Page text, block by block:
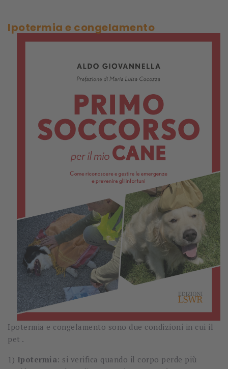
Ipotermia e congelamento
Ipotermia e congelamento sono due condizioni in cui il
pet .
1) Ipotermia: si verifica quando il corpo perde più